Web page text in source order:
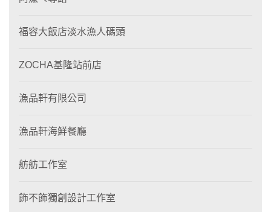
福容大飯店淡水漁人碼頭
ZOCHA基隆站前店
漁品軒有限公司
漁品軒海鮮餐廳
舫舫工作室
飾不飾獨創設計工作室